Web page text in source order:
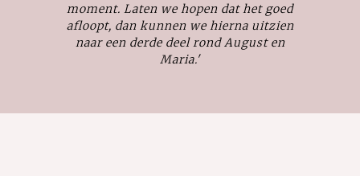
moment. Laten we hopen dat het goed
afloopt, dan kunnen we hierna uitzien
naar een derde deel rond August en
Maria.'